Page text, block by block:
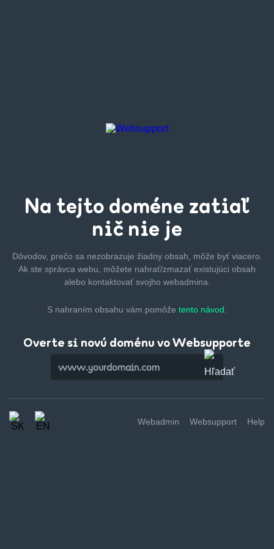
Na tejto doméne zatiaľ
nič nie je
Dôvodov, prečo sa nezobrazuje žiadny obsah, môže byťviacero.
Ak ste správca webu, môžete nahrať/zmazaťexistujúci obsah
alebo kontaktovať svojho webadmina.
S nahraním obsahu vám pomôže tento návod.
Overte si novú doménu vo Websupporte
Webadmin Websupport Help